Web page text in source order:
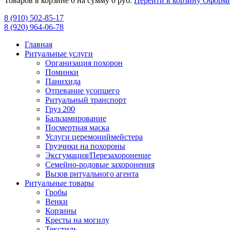
8 (910) 502-85-17
8 (920) 964-06-78
Главная
Ритуальные услуги
Организация похорон
Поминки
Панихида
Отпевание усопшего
Ритуальный транспорт
Груз 200
Бальзамирование
Посмертная маска
Услуги церемониймейстера
Грузчики на похороны
Эксгумация/Перезахоронение
Семейно-родовые захоронения
Вызов ритуального агента
Ритуальные товары
Гробы
Венки
Корзины
Кресты на могилу